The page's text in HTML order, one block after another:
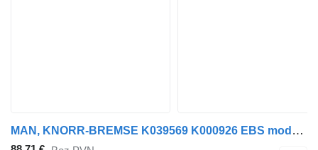
MAN, KNORR-BREMSE K039569 K000926 EBS modulators paredzēts MAN TGL, TGM, TGS, TGX (2005-2021) vilcēja